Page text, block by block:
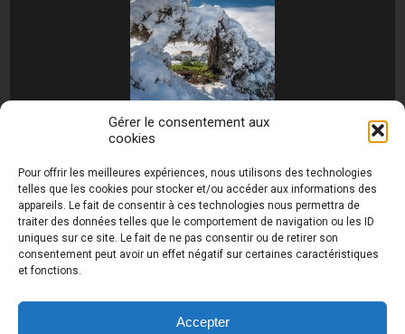
Gérer le consentement aux
cookies
Pour offrir les meilleures expériences, nous utilisons des technologies
telles que les cookies pour stocker et/ou accéder aux informations des
appareils. Le fait de consentir à ces technologies nous permettra de
traiter des données telles que le comportement de navigation ou les ID
uniques sur ce site. Le fait de ne pas consentir ou de retirer son
consentement peut avoir un effet négatif sur certaines caractéristiques
et fonctions.
Accepter
raynaud.com ©
Toutes les photos de ce site sont